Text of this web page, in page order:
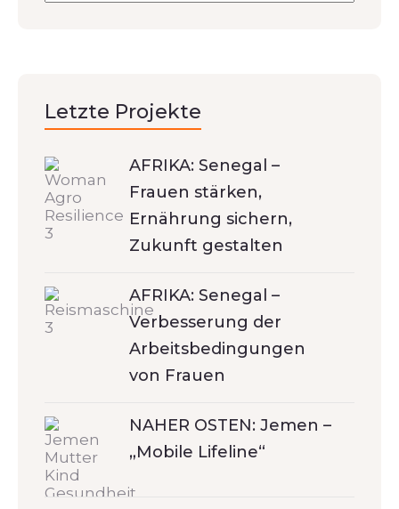
Letzte Projekte
AFRIKA: Senegal –
Frauen stärken,
Ernährung sichern,
Zukunft gestalten
AFRIKA: Senegal –
Verbesserung der
Arbeitsbedingungen
von Frauen
NAHER OSTEN: Jemen –
„Mobile Lifeline“